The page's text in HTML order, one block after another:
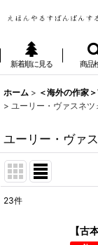
新着順に見る 商品
ホーム > ＜海外の作家
> ユーリー・ヴァスネツ
ユーリー・ヴァ
23件
【古